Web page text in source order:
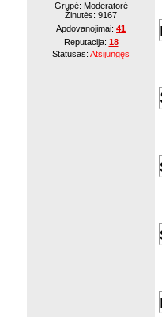
Grupė: Moderatorė
Žinutės: 9167
Apdovanojimai: 41
Reputacija: 18
Statusas: Atsijungęs